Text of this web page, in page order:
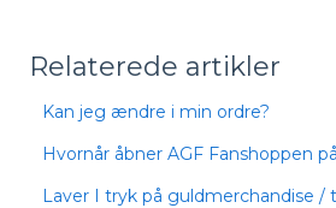
Relaterede artikler
Kan jeg ændre i min ordre?
Hvornår åbner AGF Fanshoppen
Laver I tryk på guldmerchandise /